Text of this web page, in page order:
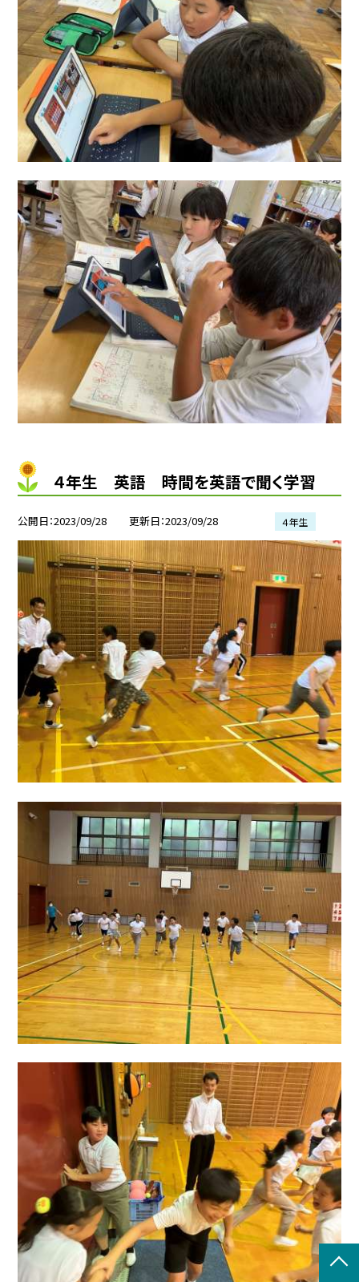
４年生 英語 時間を英語で聞く学習
公開日 2023/09/28 更新日 2023/09/28 ４年生